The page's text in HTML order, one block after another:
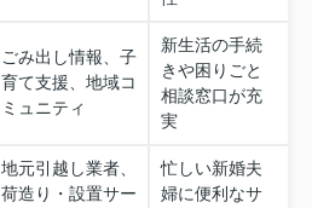
ごみ出し情報、子
育て支援、地域コ
ミュニティ
新生活の手続
きや困りごと
相談窓口が充
実
地元引越し業者、
荷造り・設置サー
忙しい新婚夫
婦に便利なサ